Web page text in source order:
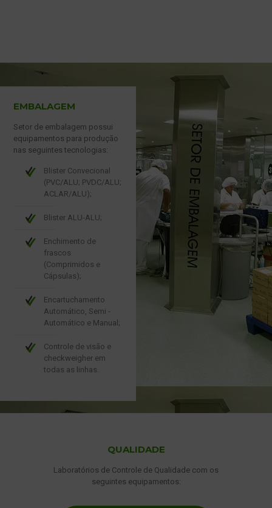
EMBALAGEM
Setor de embalagem possui
equipamentos para produção
nas seguintes tecnologias:
Blister Convecional
(PVC/ALU; PVDC/ALU;
ACLAR/ALU);
Blister ALU-ALU;
Enchimento de
frascos
(Comprimidos e
Cápsulas);
Encartuchamento
Automático, Semi -
Automático e Manual;
Controle de visão e
checkweigher em
todas as linhas.
QUALIDADE
Laboratórios de Controle de Qualidade com os
seguintes equipamentos: